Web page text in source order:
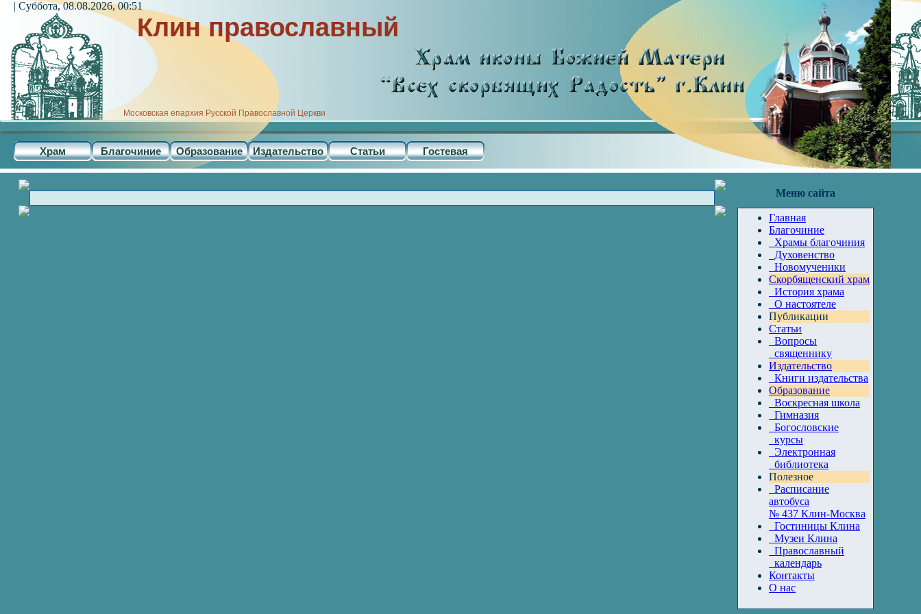
Клин православный
Московская епархия Русской Православной Церкви
Храм Благочиние Образование Издательство Статьи Гостевая
| Суббота, 08.08.2026, 00:51
Меню сайта
Главная
Благочиние
Храмы благочиния
Духовенство
Новомученики
Скорбященский храм
История храма
О настоятеле
Публикации
Статьи
Вопросы
священнику
Издательство
Книги издательства
Образование
Воскресная школа
Гимназия
Богословские
курсы
Электронная
библиотека
Полезное
Расписание
автобуса
№ 437 Клин-Москва
Гостиницы Клина
Музеи Клина
Православный
календарь
Контакты
О нас